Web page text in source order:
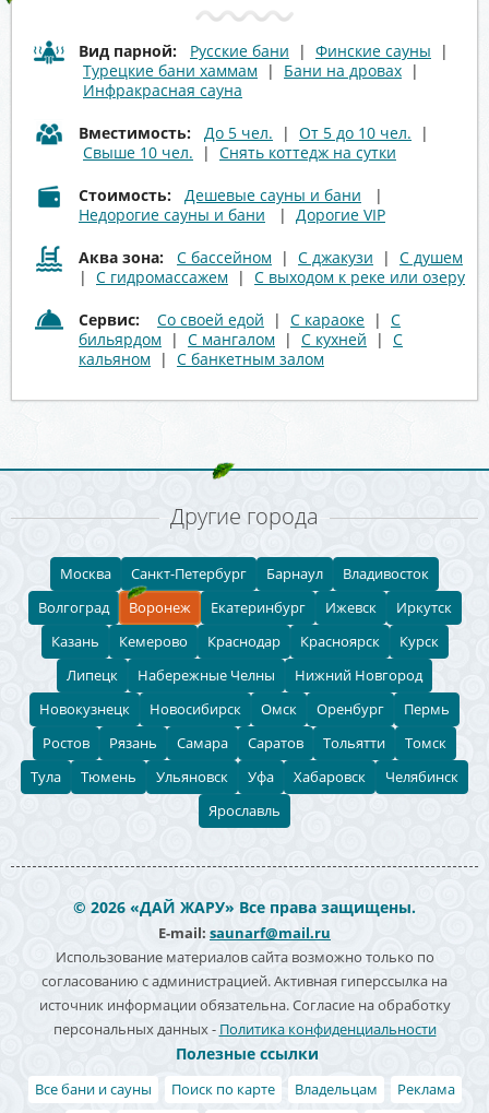
Вид парной: Русские бани | Финские сауны |
Турецкие бани хаммам | Бани на дровах |
Инфракрасная сауна
Вместимость: До 5 чел. | От 5 до 10 чел. |
Свыше 10 чел. | Снять коттедж на сутки
Стоимость: Дешевые сауны и бани |
Недорогие сауны и бани | Дорогие VIP
Аква зона: С бассейном | С джакузи | С душем
| С гидромассажем | С выходом к реке или озеру
Сервис: Со своей едой | С караоке | С
бильярдом | С мангалом | С кухней | С
кальяном | С банкетным залом
Другие города
Москва Санкт-Петербург Барнаул
Владивосток
Волгоград
Воронеж Екатеринбург Ижевск
Иркутск
Казань
Кемерово Краснодар Красноярск
Курск
Липецк
Набережные Челны
Нижний Новгород
Новокузнецк
Новосибирск Омск Оренбург
Пермь
Ростов
Рязань Самара Саратов Тольятти
Томск
Тула
Тюмень Ульяновск Уфа Хабаровск
Челябинск
Ярославль
© 2026 «ДАЙ ЖАРУ» Все права защищены.
E-mail: saunarf@mail.ru
Использование материалов сайта возможно только по
согласованию с администрацией. Активная гиперссылка на
источник информации обязательна. Согласие на обработку
персональных данных - Политика конфиденциальности
Полезные ссылки
Все бани и сауны Поиск по карте Владельцам Реклама